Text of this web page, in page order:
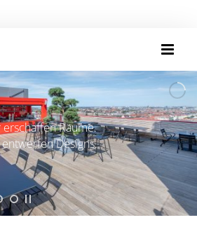
erschaffen Räume.
Designs.